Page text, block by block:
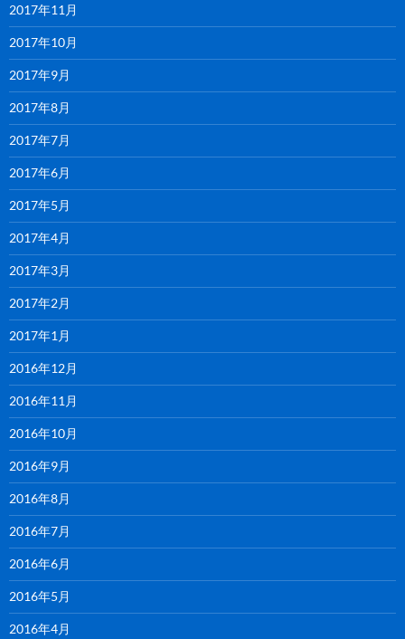
2017年11月
2017年10月
2017年9月
2017年8月
2017年7月
2017年6月
2017年5月
2017年4月
2017年3月
2017年2月
2017年1月
2016年12月
2016年11月
2016年10月
2016年9月
2016年8月
2016年7月
2016年6月
2016年5月
2016年4月